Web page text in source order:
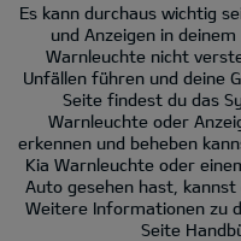
Es kann durchaus wichtig
und Anzeigen in
Warnleuchte nicht
Unfällen führen und deine
Seite findest du das
Warnleuchte oder
erkennen und beheben
Kia Warnleuchte oder
Auto gesehen hast,
Weitere Informationen zu
Seite